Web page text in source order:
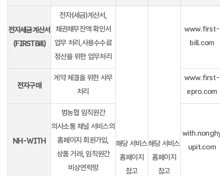
전자세금계산서
(FIRSTBill)
전자(세금)계산서,
채권채무잔액 확인서
업무 처리,사용수수료
정산을 위한 업무처리
해당 서비스
홈페이지
참고
해당 서비스
홈페이지
참고
www.first-
bill.com
전자구매
계약 체결을 위한 사무
처리
www.first-
epro.com
NH-WITH
범농협 임직원간
의사소통 채널 서비스의
홈페이지 회원가입,
상품 거래, 임직원간
비상연락망
upit.com